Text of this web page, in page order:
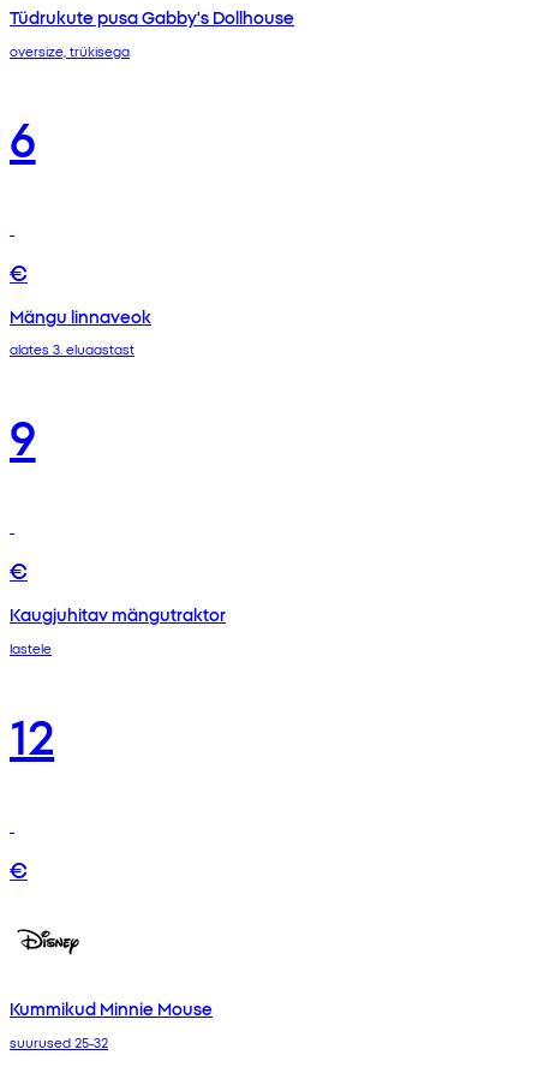
Tüdrukute pusa Gabby's Dollhouse
oversize, trükisega
6
€
Mängu linnaveok
alates 3. eluaastast
9
€
Kaugjuhitav mängutraktor
lastele
12
€
Kummikud Minnie Mouse
suurused 25-32